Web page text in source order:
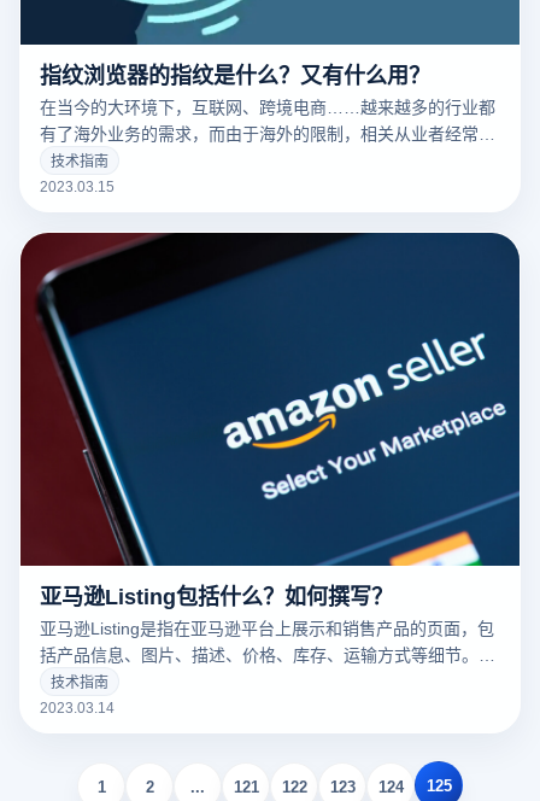
指纹浏览器的指纹是什么？又有什么用？
在当今的大环境下，互联网、跨境电商……越来越多的行业都
有了海外业务的需求，而由于海外的限制，相关从业者经常要
针对不同的工作内容用到不同的IP，这时候便要用到指纹浏览
器。要清楚的了解什么是指纹浏览器之前，我们需要知道什么
很大的不同
技术指南
2023.03.15
亚马逊Listing包括什么？如何撰写？
亚马逊Listing是指在亚马逊平台上展示和销售产品的页面，包
括产品信息、图片、描述、价格、库存、运输方式等细节。一
个好的亚马逊Listing可以吸引更多的潜在买家，增加销量。以
下云登录指纹浏览器关于亚马逊Listing包括什么？如何撰写？
技术指南
2023.03.14
1 2 ... 121 122 123 124 125